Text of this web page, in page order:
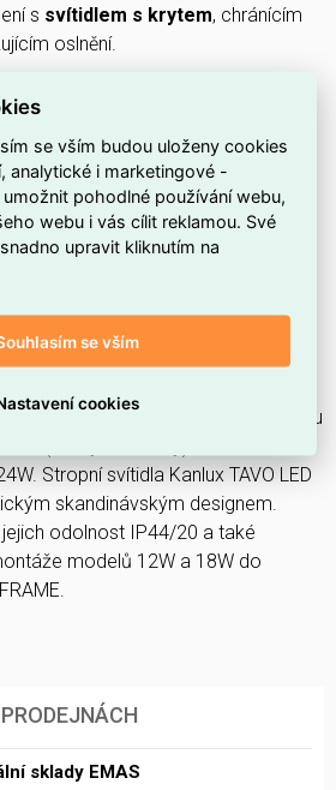
s svítidlem s krytem, chránícím
oslnění.
odpovídajícímalému LED panelu
instalační prostory.
zapuštěných stropních svítidel. Jsou
(kulatý a hranatý) a až 5
Stropní svítidla Kanlux TAVO LED
skandinávským designem.
odolnost IP44/20 a také
modelů 12W a 18W do
sklady EMAS
se vším budou uloženy cookies
analytické i marketingové -
pohodlné používání webu,
webu i vás cílit reklamou. Své
upravit kliknutím na
se vším
cookies